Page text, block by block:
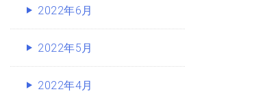
2022年6月
2022年5月
2022年4月